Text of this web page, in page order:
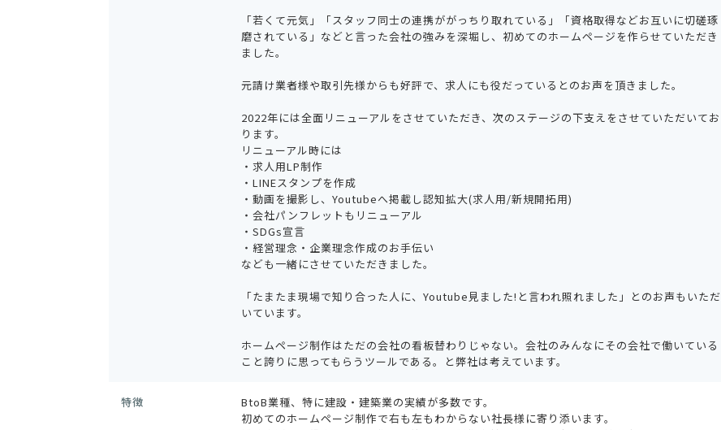
「若くて元気」「スタッフ同士の連携ががっちり取れている」「資格取得などお互いに切磋琢
磨されている」などと言った会社の強みを深堀し、初めてのホームページを作らせていただき
ました。
元請け業者様や取引先様からも好評で、求人にも役だっているとのお声を頂きました。
2022年には全面リニューアルをさせていただき、次のステージの下支えをさせていただいてお
ります。
リニューアル時には
・求人用LP制作
・LINEスタンプを作成
・動画を撮影し、Youtubeへ掲載し認知拡大(求人用/新規開拓用)
・会社パンフレットもリニューアル
・SDGs宣言
・経営理念・企業理念作成のお手伝い
なども一緒にさせていただきました。
「たまたま現場で知り合った人に、Youtube見ました!と言われ照れました」とのお声もいただ
いています。
ホームページ制作はただの会社の看板替わりじゃない。会社のみんなにその会社で働いている
こと誇りに思ってもらうツールである。と弊社は考えています。
特徴
BtoB業種、特に建設・建築業の実績が多数です。
初めてのホームページ制作で右も左もわからない社長様に寄り添います。